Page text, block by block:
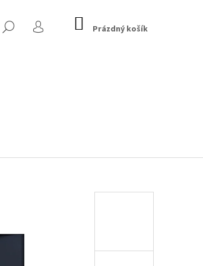
HLEDAT
PŘIHLÁŠENÍ
NÁKUPNÍ
KOŠÍK
Prázdný košík